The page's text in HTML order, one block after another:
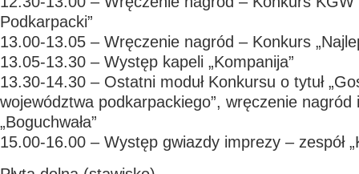
Podkarpacki”
13.00-13.05 – Wręczenie nagród – Konkurs
13.05-13.30 – Występ kapeli „Kompanija”
13.30-14.30 – Ostatni moduł Konkursu o tytuł
województwa podkarpackiego”, wręczenie nagród
„Boguchwała”
15.00-16.00 – Występ gwiazdy imprezy – zespół